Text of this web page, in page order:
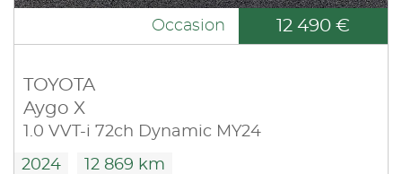
Occasion 12 490 €
TOYOTA
Aygo X
1.0 VVT-i 72ch Dynamic MY24
2024 12 869 km